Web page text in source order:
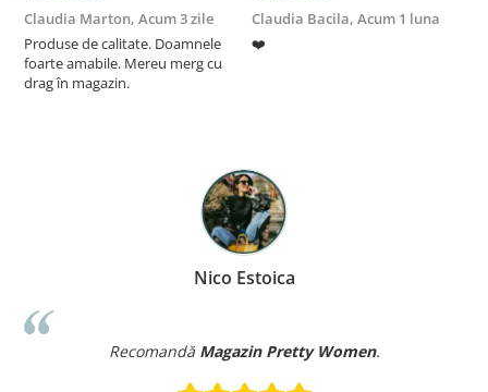
Claudia Marton, Acum 3 zile
Produse de calitate. Doamnele
foarte amabile. Mereu merg cu
drag în magazin.
Claudia Bacila, Acum 1 luna
❤️
Nico Estoica
Recomandă Magazin Pretty Women.